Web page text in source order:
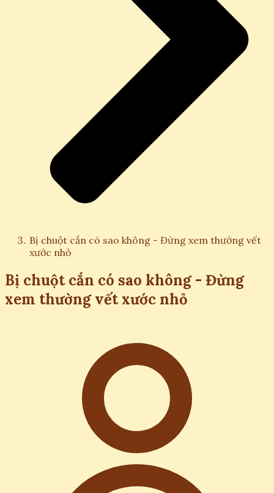
Bị chuột cắn có sao không - Đừng xem thường vết
xước nhỏ
Bị chuột cắn có sao không - Đừng
xem thường vết xước nhỏ